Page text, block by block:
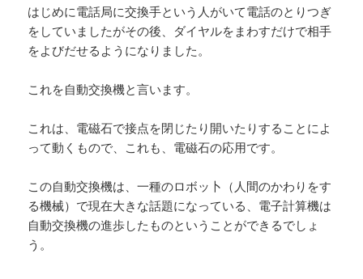
はじめに電話局に交換手という人がいて電話のとりつぎ
をしていましたがその後、ダイヤルをまわすだけで相手
をよびだせるようになりました。
これを自動交換機と言います。
これは、電磁石で接点を閉じたり開いたりすることによ
って動くもので、これも、電磁石の応用です。
この自動交換機は、一種のロボッ卜（人間のかわりをす
る機械）で現在大きな話題になっている、電子計算機は
自動交換機の進歩したものということができるでしょ
う。